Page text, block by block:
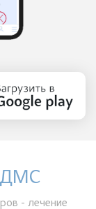
ДМС
- лечение